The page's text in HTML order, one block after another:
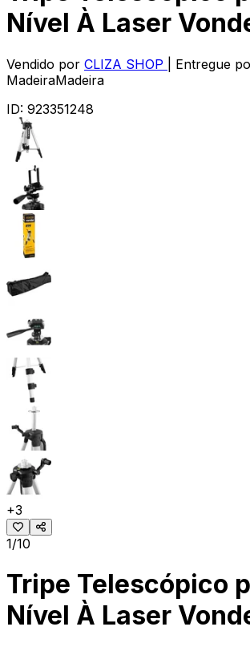
Nível À Laser
Vendido por CLIZA SHOP
| Entregue
MadeiraMadeira
ID: 923351248
+3
1/10
Tripe Telescópico
Nível À Laser